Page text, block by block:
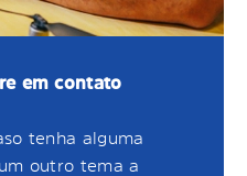
em contato
tenha alguma
outro tema a